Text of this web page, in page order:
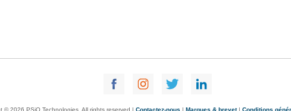
© 2026 PSiO Technologies. All rights reserved | Contactez-nous | Marques & brevet| Conditions